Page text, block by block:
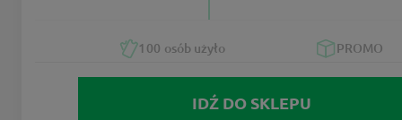
100 osób użyło PROMO
IDŹ DO SKLEPU